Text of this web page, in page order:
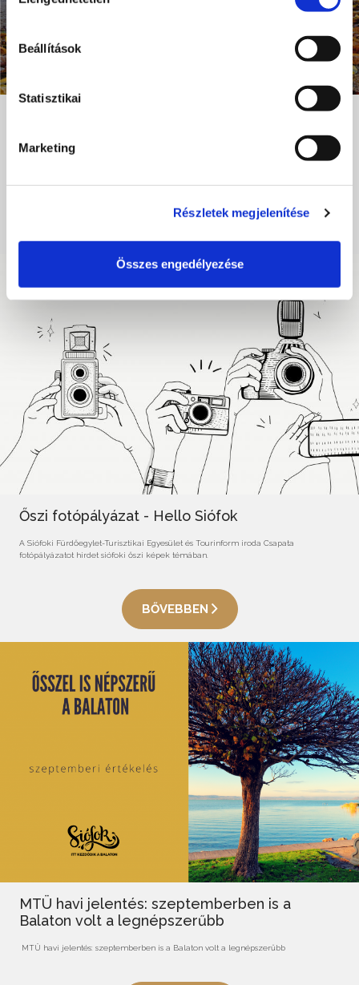
Beállítások
Statisztikai
Marketing
Részletek megjelenítése
Összes engedélyezése
Az érzelmek irányítják az utazási döntéseket
Az elmúlt időszakban megmutatkozó trend, hogy az utazni vágyók döntési
folyamatában nagy szerepet töltenek be az érzelmek, és 2020-ban ez sokkal
BŐVEBBEN
Őszi fotópályázat - Hello Siófok
A Siófoki Fürdőegylet-Turisztikai Egyesület és Tourinform iroda Csapata
fotópályázatot hirdet siófoki őszi képek témában.
BŐVEBBEN
MTÜ havi jelentés: szeptemberben is a
Balaton volt a legnépszerűbb
MTÜ havi jelentés: szeptemberben is a Balaton volt a legnépszerűbb